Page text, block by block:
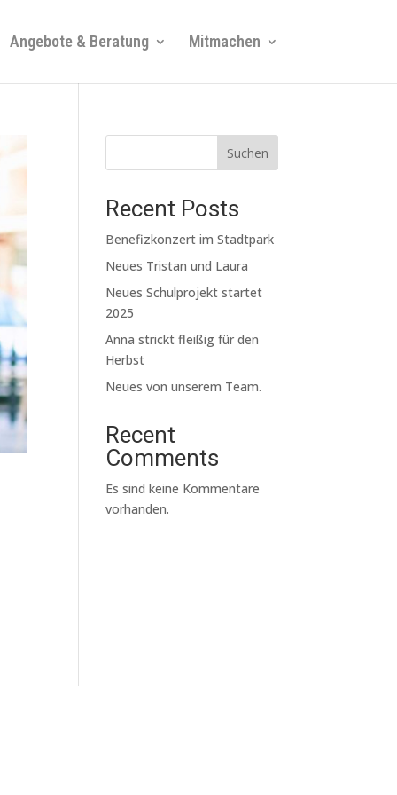
Angebote & Beratung Mitmachen
Suchen
Recent Posts
Benefizkonzert im Stadtpark
Neues Tristan und Laura
Neues Schulprojekt startet
2025
Anna strickt fleißig für den
Herbst
Neues von unserem Team.
Recent
Comments
Es sind keine Kommentare
vorhanden.